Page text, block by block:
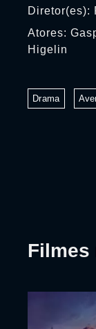
Diretor(es):
Atores:
Higelin
Drama
Filmes